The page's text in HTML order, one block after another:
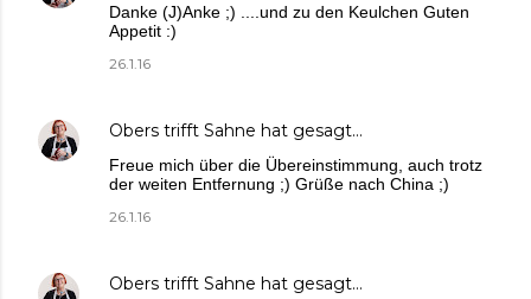
Danke (J)Anke ;) ....und zu den Keulchen Guten
Appetit :)
26.1.16
Obers trifft Sahne hat gesagt…
Freue mich über die Übereinstimmung, auch trotz
der weiten Entfernung ;) Grüße nach China ;)
26.1.16
Obers trifft Sahne hat gesagt…